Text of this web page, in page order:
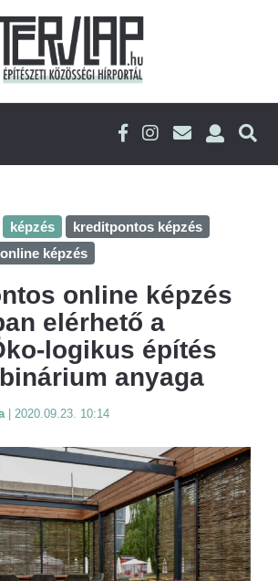
képzés
kreditpontos képzés
online képzés
online képzés
elérhető a
logikus építés
anyaga
2020.09.23. 10:14